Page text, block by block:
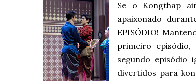
Se o Kongthap
apaixonado
EPISÓDIO!
primeiro episódio,
segundo episódio
divertidos para